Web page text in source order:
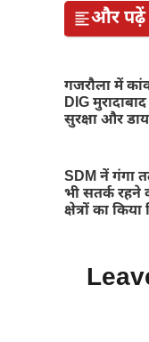
और पढ़ें
गजरौला में
DIG
सुरक्षा और
SDM नें गंगा
भी सतर्क
क्षेत्रों का किया